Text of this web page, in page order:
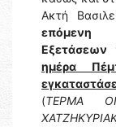
Ακτή
επόμενη
Εξετάσεων
ημέρα
(ΤΕΡΜΑ